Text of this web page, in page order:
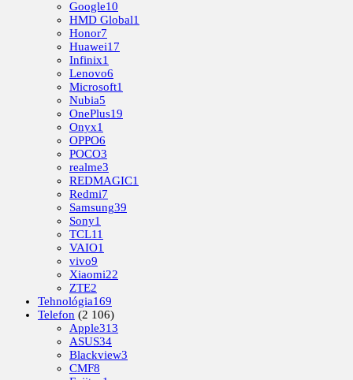
Google10
HMD Global1
Honor7
Huawei17
Infinix1
Lenovo6
Microsoft1
Nubia5
OnePlus19
Onyx1
OPPO6
POCO3
realme3
REDMAGIC1
Redmi7
Samsung39
Sony1
TCL11
VAIO1
vivo9
Xiaomi22
ZTE2
Tehnológia169
Telefon (2 106)
Apple313
ASUS34
Blackview3
CMF8